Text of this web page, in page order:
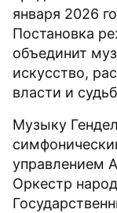
января 2026
Постановка
объединит
искусство,
власти и
Музыку
управлением
Оркестр